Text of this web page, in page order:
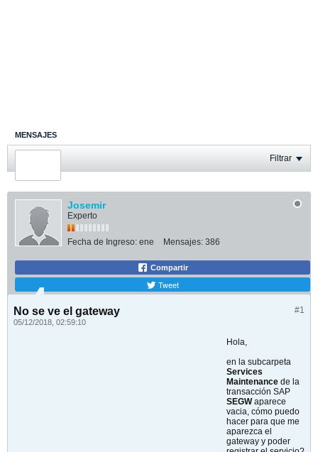
MENSAJES
ÚLTIMA ACTIVIDAD Filtrar
Josemir
Experto
Fecha de Ingreso: ene Mensajes: 386
Compartir
Tweet
#1
No se ve el gateway
05/12/2018, 02:59:10
Hola,
en la subcarpeta
Services
Maintenance de la
transacción SAP
SEGWaparece
vacia, cómo puedo
hacer para que me
aparezca el
gateway y poder